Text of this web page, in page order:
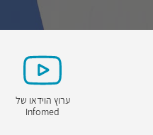
ערוץ הוידאו של
Infomed